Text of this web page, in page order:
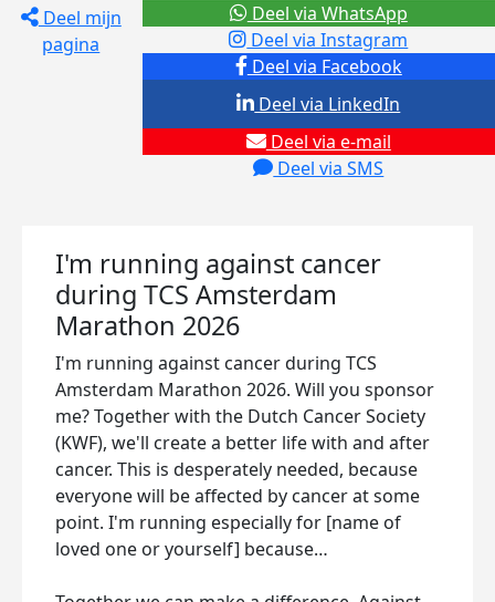
Deel mijn
pagina
Deel via Facebook
Deel via Instagram
Deel via e-mail
Deel via SMS
Deel via LinkedIn
Deel via WhatsApp
I'm running against cancer
during TCS Amsterdam
Marathon 2026
I'm running against cancer during TCS
Amsterdam Marathon 2026. Will you sponsor
me? Together with the Dutch Cancer Society
(KWF), we'll create a better life with and after
cancer. This is desperately needed, because
everyone will be affected by cancer at some
point. I'm running especially for [name of
loved one or yourself] because…